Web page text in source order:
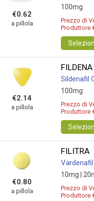
€0.62
a pillola
100mg
Prezzo di
Produttore
€2.14
a pillola
Sildenafil
100mg
Prezzo di
Produttore
€0.80
a pillola
FILITRA
Vardenafil
10mg |
Prezzo di
Produttore